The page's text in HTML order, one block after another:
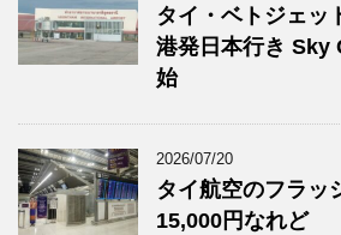
タイ・ベトジェッ
港発日本行き Sky
始
2026/07/20
タイ航空のフラッ
15,000円なれど